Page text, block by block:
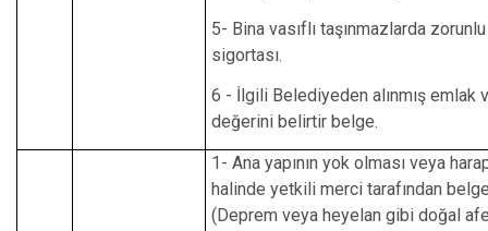
5- Bina vasıflı taşınmazlarda
sigortası.
6 - İlgili Belediyeden alınmış emlak
değerini belirtir belge.
1- Ana yapının yok olması veya
halinde yetkili merci tarafından
(Deprem veya heyelan gibi doğal